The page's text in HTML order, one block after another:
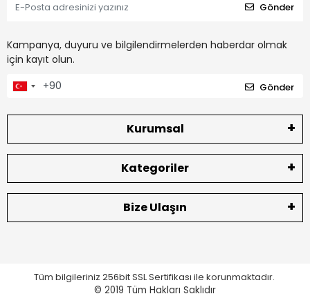
Gönder
Kampanya, duyuru ve bilgilendirmelerden haberdar olmak
için kayıt olun.
Gönder
Kurumsal
Kategoriler
Bize Ulaşın
Tüm bilgileriniz 256bit SSL Sertifikası ile korunmaktadır.
© 2019 Tüm Hakları Saklıdır